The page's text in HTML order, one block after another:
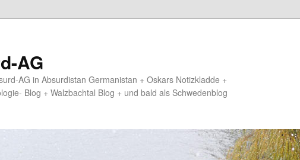
AG
AG in Absurdistan Germanistan + Oskars Notizkladde +
Blog + Walzbachtal Blog + und bald als Schwedenblog